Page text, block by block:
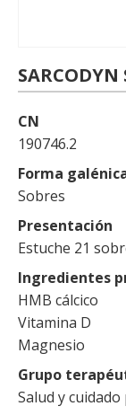
CN
190746.2
Forma
Sobres
Presentación
Estuche 21
Ingredientes
HMB cálcico
Vitamina D
Magnesio
Grupo
Salud y